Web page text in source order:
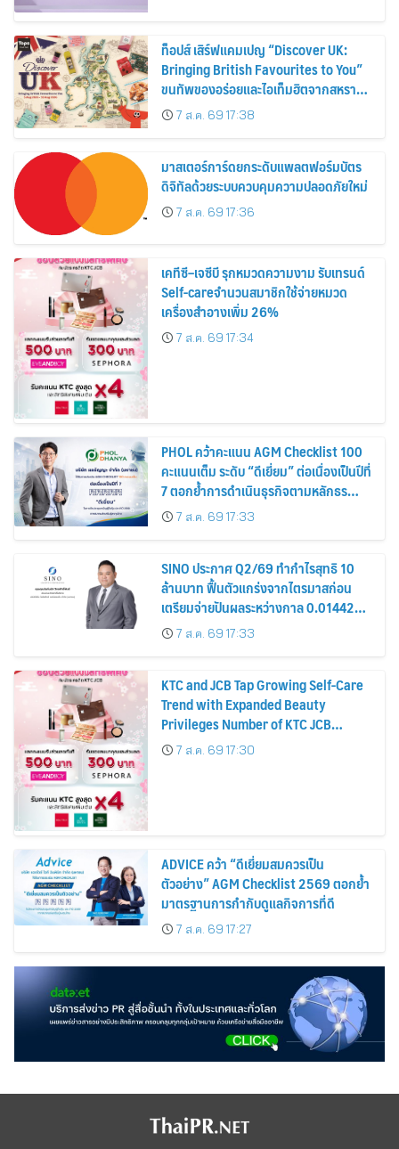
ท็อปส์ เสิร์ฟแคมเปญ “Discover UK:
Bringing British Favourites to You”
ขนทัพของอร่อยและไอเท็มฮิตจากสหราช
อาณาจักร ส่งตรงถึงมือตั้งแต่วันนี้ – 18
สิงหาคมนี้
7 ส.ค. 69 17:38
มาสเตอร์การ์ดยกระดับแพลตฟอร์มบัตร
ดิจิทัลด้วยระบบควบคุมความปลอดภัยใหม่
7 ส.ค. 69 17:36
เคทีซี–เจซีบี รุกหมวดความงาม รับเทรนด์
Self-careจำนวนสมาชิกใช้จ่ายหมวด
เครื่องสำอางเพิ่ม 26%
7 ส.ค. 69 17:34
PHOL คว้าคะแนน AGM Checklist 100
คะแนนเต็ม ระดับ “ดีเยี่ยม” ต่อเนื่องเป็นปีที่
7 ตอกย้ำการดำเนินธุรกิจตามหลักธร
รมาภิบาล โปร่งใส สร้างความเชื่อมั่นผู้ถือ
หุ้น
7 ส.ค. 69 17:33
SINO ประกาศ Q2/69 ทำกำไรสุทธิ 10
ล้านบาท ฟื้นตัวแกร่งจากไตรมาสก่อน
เตรียมจ่ายปันผลระหว่างกาล 0.014423
บาทต่อหุ้น ครึ่งปีหลังมุ่งเติบโตต่อเนื่อง
7 ส.ค. 69 17:33
KTC and JCB Tap Growing Self-Care
Trend with Expanded Beauty
Privileges Number of KTC JCB
Cardmembers Spending on
Cosmetics Rises 26%
7 ส.ค. 69 17:30
ADVICE คว้า “ดีเยี่ยมสมควรเป็น
ตัวอย่าง” AGM Checklist 2569 ตอกย้ำ
มาตรฐานการกำกับดูแลกิจการที่ดี
7 ส.ค. 69 17:27